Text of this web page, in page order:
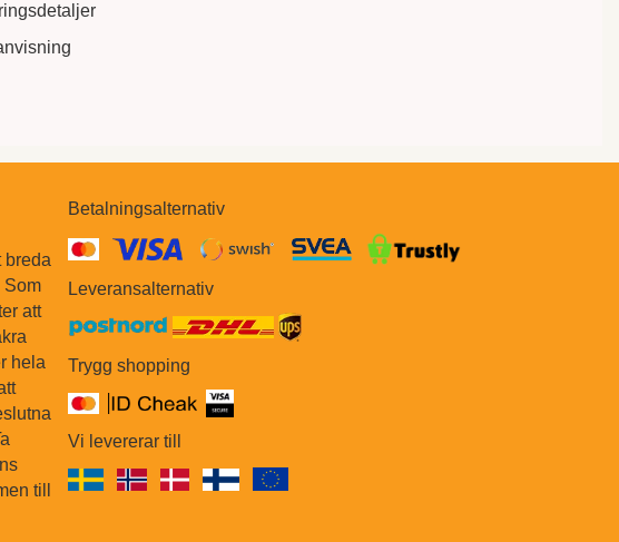
breda
Som
att
hela
till
Betalningsalternativ
Leveransalternativ
Trygg shopping
Vi levererar till